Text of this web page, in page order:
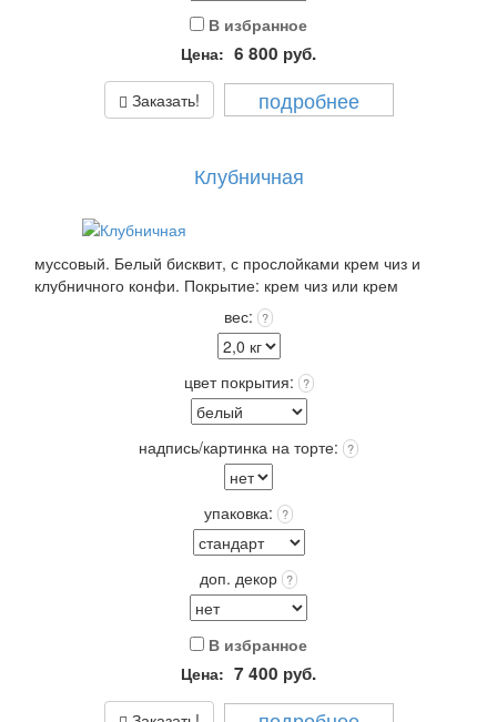
В избранное
Цена: 6 800 руб.
Заказать! подробнее
Клубничная
муссовый. Белый бисквит, с прослойками крем чиз и
клубничного конфи. Покрытие: крем чиз или крем
пломбир выбранного цвета +12 цветов Покрытия входит в
Выберите: сделать Надпись на торте, это придаст торту
оригинальность и порадует Получателя!
Упаковка: Стандарт (белая) входит в стоимость
Срок хранения: 72 часа (3 суток) при t 4+(-)2
вес: ?
цвет покрытия: ?
надпись/картинка на торте: ?
упаковка: ?
доп. декор ?
В избранное
Цена: 7 400 руб.